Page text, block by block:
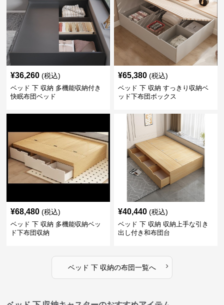
¥36,260 (税込)
ベッド 下 収納 多機能収納付き
快眠布団ベッド
¥65,380 (税込)
ベッド 下 収納 すっきり収納ベ
ッド下布団ボックス
¥68,480 (税込)
ベッド 下 収納 多機能収納ベッ
ド下布団収納
¥40,440 (税込)
ベッド 下 収納 収納上手な引き
出し付き和布団台
ベッド 下 収納の布団一覧へ ›